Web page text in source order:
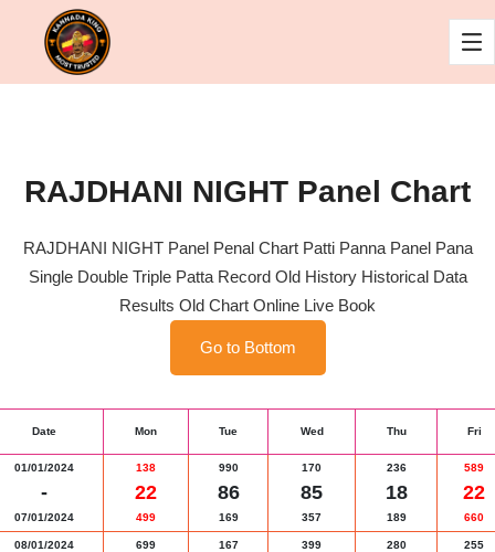
RAJDHANI NIGHT Panel Chart
RAJDHANI NIGHT Panel Penal Chart Patti Panna Panel Pana
Single Double Triple Patta Record Old History Historical Data
Results Old Chart Online Live Book
Go to Bottom
Date Mon Tue Wed Thu Fri
01/01/2024
-
07/01/2024
138
22
499
990
86
169
170
85
357
236
18
189
589
22
660
08/01/2024 699 167 399 280 255